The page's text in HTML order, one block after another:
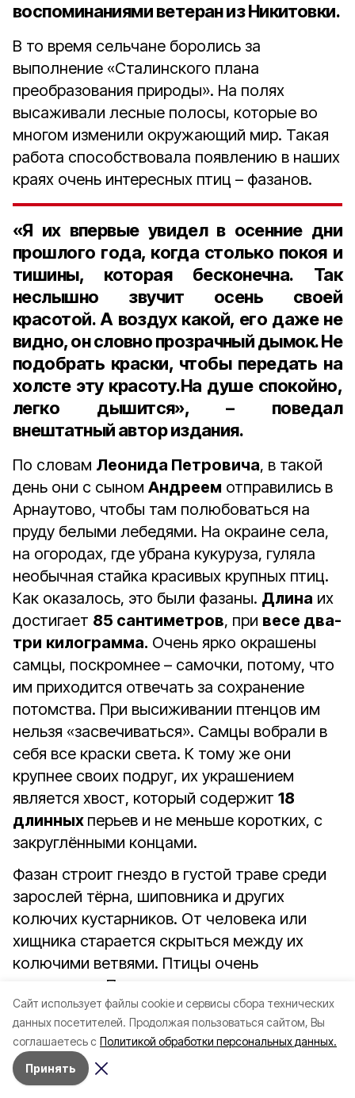
Cайт использует файлы cookie и сервисы сбора технических
данных посетителей. Продолжая пользоваться сайтом, Вы
соглашаетесь с Политикой обработки персональных данных.
Принять
воспоминаниями ветеран из Никитовки.
В то время сельчане боролись за
выполнение «Сталинского плана
преобразования природы». На полях
высаживали лесные полосы, которые во
многом изменили окружающий мир. Такая
работа способствовала появлению в наших
краях очень интересных птиц – фазанов.
«Я их впервые увидел в осенние дни
прошлого года, когда столько покоя и
тишины, которая бесконечна. Так
неслышно звучит осень своей
красотой. А воздух какой, его даже не
видно, он словно прозрачный дымок. Не
подобрать краски, чтобы передать на
холсте эту красоту.На душе спокойно,
легко дышится», – поведал
внештатный автор издания.
По словам Леонида Петровича, в такой
день они с сыном Андреем отправились в
Арнаутово, чтобы там полюбоваться на
пруду белыми лебедями. На окраине села,
на огородах, где убрана кукуруза, гуляла
необычная стайка красивых крупных птиц.
Как оказалось, это были фазаны. Длина их
достигает 85 сантиметров, при весе два-
три килограмма. Очень ярко окрашены
самцы, поскромнее – самочки, потому, что
им приходится отвечать за сохранение
потомства. При высиживании птенцов им
нельзя «засвечиваться». Самцы вобрали в
себя все краски света. К тому же они
крупнее своих подруг, их украшением
является хвост, который содержит 18
длинных перьев и не меньше коротких, с
закруглёнными концами.
Фазан строит гнездо в густой траве среди
зарослей тёрна, шиповника и других
колючих кустарников. От человека или
хищника старается скрыться между их
колючими ветвями. Птицы очень
осторожны. При встрече с хищником не
спешат взлетать, а спасаются быстрым
бегством. Летают они неплохо, взмывая
почти вертикально при встрече с врагом
нос к носу. Птицы также могут перелететь